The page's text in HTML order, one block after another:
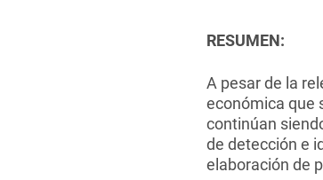
RESUMEN:
A pesar de la
económica que
continúan
de detección e
elaboración de